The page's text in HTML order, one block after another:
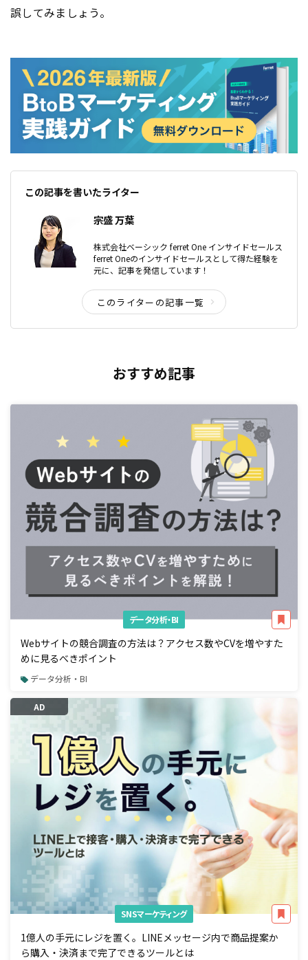
誤してみましょう。
この記事を書いたライター
宗盛 万葉
株式会社ベーシック ferret One インサイドセールス
ferret Oneのインサイドセールスとして得た経験を
元に、記事を発信しています！
このライターの記事一覧
おすすめ記事
データ分析・BI
Webサイトの競合調査の方法は？アクセス数やCVを増やすた
めに見るべきポイント
データ分析・BI
AD
SNSマーケティング
1億人の手元にレジを置く。LINEメッセージ内で商品提案か
ら購入・決済まで完了できるツールとは